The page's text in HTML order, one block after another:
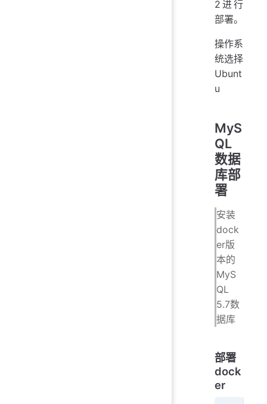
2进行
部署。
操作系
统选择
Ubunt
u
MyS
QL
数据
库部
署
安装
dock
er版
本的
MyS
QL
5.7数
据库
部署
dock
er